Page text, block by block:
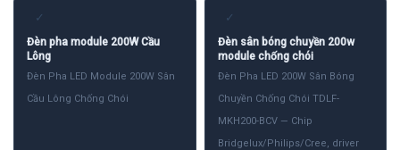
✓
Đèn pha module 200W Cầu
Lông
Đèn Pha LED Module 200W Sân
Cầu Lông Chống Chói
✓
Đèn sân bóng chuyền 200w
module chống chói
Đèn Pha LED 200W Sân Bóng
Chuyền Chống Chói TDLF-
MKH200-BCV — Chip
Bridgelux/Philips/Cree, driver